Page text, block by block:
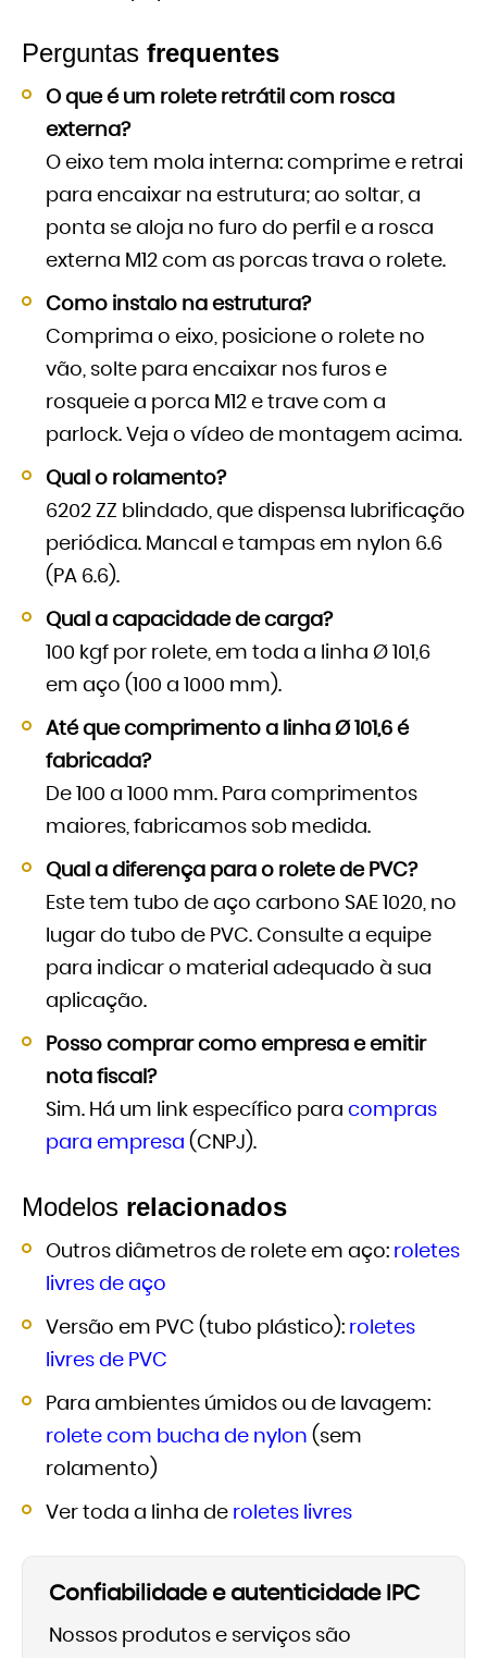
Perguntas frequentes
O que é um rolete retrátil com rosca
externa?
O eixo tem mola interna: comprime e retrai
para encaixar na estrutura; ao soltar, a
ponta se aloja no furo do perfil e a rosca
externa M12 com as porcas trava o rolete.
Como instalo na estrutura?
Comprima o eixo, posicione o rolete no
vão, solte para encaixar nos furos e
rosqueie a porca M12 e trave com a
parlock. Veja o vídeo de montagem acima.
Qual o rolamento?
6202 ZZ blindado, que dispensa lubrificação
periódica. Mancal e tampas em nylon 6.6
(PA 6.6).
Qual a capacidade de carga?
100 kgf por rolete, em toda a linha Ø 101,6
em aço (100 a 1000 mm).
Até que comprimento a linha Ø 101,6 é
fabricada?
De 100 a 1000 mm. Para comprimentos
maiores, fabricamos sob medida.
Qual a diferença para o rolete de PVC?
Este tem tubo de aço carbono SAE 1020, no
lugar do tubo de PVC. Consulte a equipe
para indicar o material adequado à sua
aplicação.
Posso comprar como empresa e emitir
nota fiscal?
Sim. Há um link específico para compras
para empresa (CNPJ).
Modelos relacionados
Outros diâmetros de rolete em aço: roletes
livres de aço
Versão em PVC (tubo plástico): roletes
livres de PVC
Para ambientes úmidos ou de lavagem:
rolete com bucha de nylon (sem
rolamento)
Ver toda a linha de roletes livres
Confiabilidade e autenticidade IPC
Nossos produtos e serviços são